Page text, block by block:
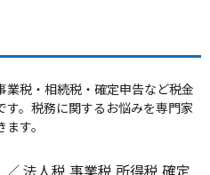
税・相続税・確定申告など税金
す。税務に関するお悩みを専門家
す。